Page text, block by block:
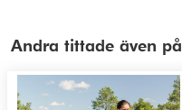
Andra tittade även på